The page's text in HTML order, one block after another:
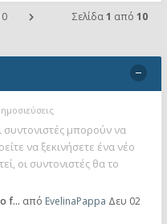
Σελίδα1 από 10
συντονιστές μπορούν να
να ξεκινήσετε ένα νέο
οι συντονιστές θα το
f… από EvelinaPappa Δευ 02